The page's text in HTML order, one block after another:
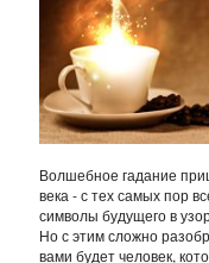
Волшебное гадание
века - с тех самых пор
символы будущего в
Но с этим сложно
вами будет человек,